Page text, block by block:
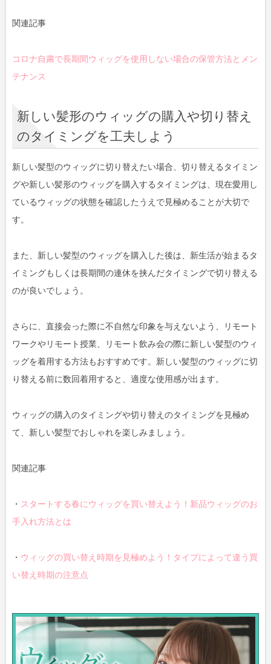
関連記事
コロナ自粛で長期間ウィッグを使用しない場合の保管方法とメン
テナンス
新しい髪形のウィッグの購入や切り替え
のタイミングを工夫しよう
新しい髪型のウィッグに切り替えたい場合、切り替えるタイミン
グや新しい髪形のウィッグを購入するタイミングは、現在愛用し
ているウィッグの状態を確認したうえで見極めることが大切で
す。
また、新しい髪型のウィッグを購入した後は、新生活が始まるタ
イミングもしくは長期間の連休を挟んだタイミングで切り替える
のが良いでしょう。
さらに、直接会った際に不自然な印象を与えないよう、リモート
ワークやリモート授業、リモート飲み会の際に新しい髪型のウィ
ッグを着用する方法もおすすめです。新しい髪型のウィッグに切
り替える前に数回着用すると、適度な使用感が出ます。
ウィッグの購入のタイミングや切り替えのタイミングを見極め
て、新しい髪型でおしゃれを楽しみましょう。
関連記事
・ スタートする春にウィッグを買い替えよう！新品ウィッグのお
手入れ方法とは
・ ウィッグの買い替え時期を見極めよう！タイプによって違う買
い替え時期の注意点